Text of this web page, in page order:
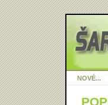
NOVÉ...